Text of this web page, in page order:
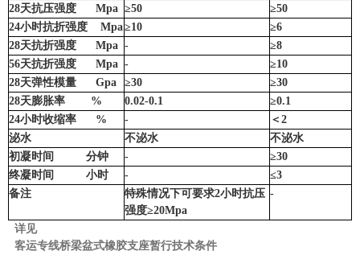
28天抗压强度 Mpa ≥50
≥50
24小时抗折强度 Mpa≥10
≥6
28天抗折强度 Mpa -
≥8
56天抗折强度 Mpa -
≥10
28天弹性模量 Gpa
≥30
≥30
28天膨胀率 %
0.02-0.1
≥0.1
24小时收缩率 %
-
＜2
泌水
不泌水
不泌水
初凝时间 分钟
-
≥30
终凝时间 小时
-
≤3
备注
特殊情况下可要求2小时抗压
强度≥20Mpa
-
详见
客运专线桥梁盆式橡胶支座暂行技术条件